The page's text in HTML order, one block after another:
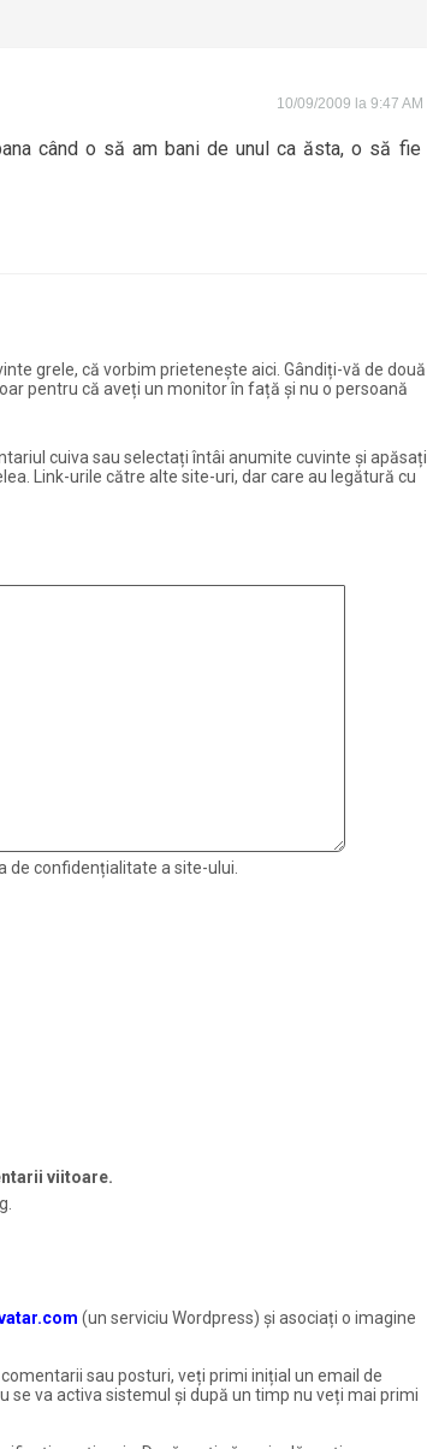
10/09/2009 la 9:47 AM
când o să am bani de unul ca ăsta, o să fie
grele, că vorbim prietenește aici. Gândiți-vă de două
pentru că aveți un monitor în față și nu o persoană
cuiva sau selectați întâi anumite cuvinte și apăsați
Link-urile către alte site-uri, dar care au legătură cu
confidențialitate a site-ului.
viitoare.
(un serviciu Wordpress) și asociați o imagine
sau posturi, veți primi inițial un email de
se va activa sistemul și după un timp nu veți mai primi